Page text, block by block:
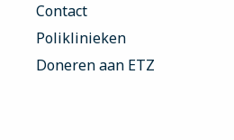
Contact
Poliklinieken
Doneren aan ETZ